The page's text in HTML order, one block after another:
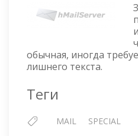
обычная, иногда
лишнего текста.
Теги
MAIL SPECIAL